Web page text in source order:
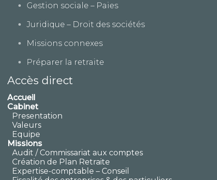
Gestion sociale – Paies
Juridique – Droit des sociétés
Missions connexes
Préparer la retraite
Accès direct
Accueil
Cabinet
Presentation
Valeurs
Equipe
Missions
Audit / Commissariat aux comptes
Création de Plan Retraite
Expertise-comptable – Conseil